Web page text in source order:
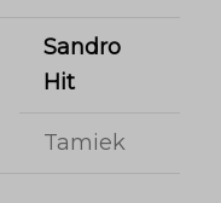
Sandro
Hit
Tamiek